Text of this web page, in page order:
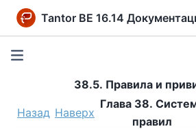
Tantor BE 16.14
38.5. Правила и
Назад Наверх
Глава 38.
правил